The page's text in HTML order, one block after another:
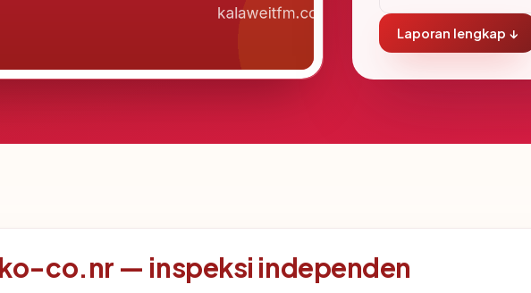
Laporan lengkap ↓
co.nr — inspeksi independen